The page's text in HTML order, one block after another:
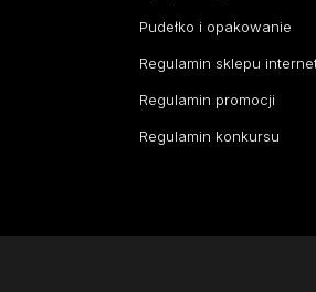
Pudełko i opakowanie
Regulamin sklepu
Regulamin promocji
Regulamin konkursu